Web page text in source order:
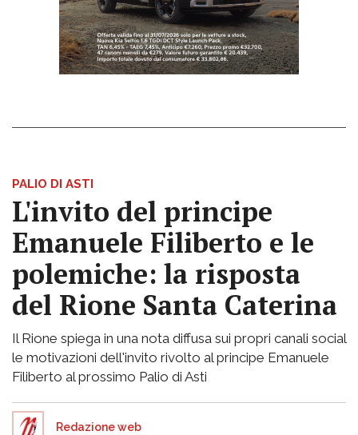
PALIO DI ASTI
L'invito del principe
Emanuele Filiberto e le
polemiche: la risposta
del Rione Santa Caterina
Il Rione spiega in una nota diffusa sui propri canali social
le motivazioni dell'invito rivolto al principe Emanuele
Filiberto al prossimo Palio di Asti
Redazione web